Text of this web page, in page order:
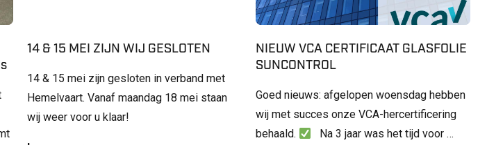
14 & 15 MEI ZIJN WIJ GESLOTEN
14 & 15 mei zijn gesloten in verband met
Hemelvaart. Vanaf maandag 18 mei staan
wij weer voor u klaar!
NIEUW VCA CERTIFICAAT GLASFOLIE
SUNCONTROL
Goed nieuws: afgelopen woensdag hebben
wij met succes onze VCA-hercertificering
behaald.
Na 3 jaar was het tijd voor …